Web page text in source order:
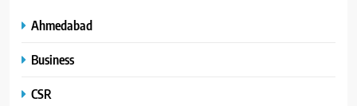
Ahmedabad
Business
CSR